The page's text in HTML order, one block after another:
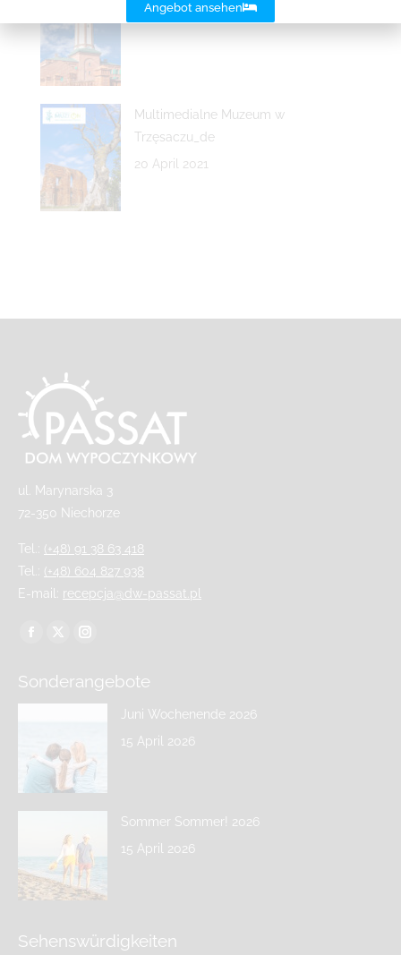
20 April 2021
Multimedialne Muzeum w
Trzęsaczu_de
20 April 2021
ul. Marynarska 3
72-350 Niechorze
Tel.: (+48) 91 38 63 418
Tel.: (+48) 604 827 938
E-mail: recepcja@dw-passat.pl
Finden Sie uns auf:
Sonderangebote
Juni Wochenende 2026
15 April 2026
Sommer Sommer! 2026
15 April 2026
Sehenswürdigkeiten
Angebot ansehen